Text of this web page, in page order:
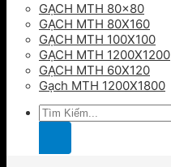
GẠCH MTH 80×80
GẠCH MTH 80X160
GẠCH MTH 100X100
GẠCH MTH 1200X1200
GẠCH MTH 60X120
Gạch MTH 1200X1800
Tìm
kiếm: